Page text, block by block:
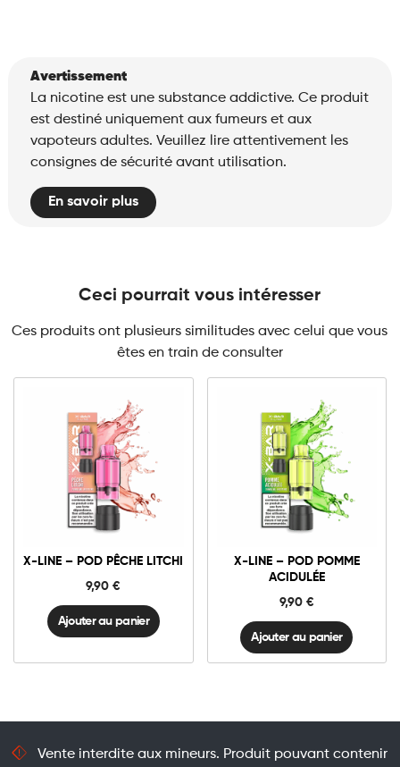
Avertissement
La nicotine est une substance addictive. Ce produit
est destiné uniquement aux fumeurs et aux
vapoteurs adultes. Veuillez lire attentivement les
consignes de sécurité avant utilisation.
En savoir plus
Ceci pourrait vous intéresser
Ces produits ont plusieurs similitudes avec celui que vous
êtes en train de consulter
X-LINE – POD PÊCHE LITCHI
9,90€
10mg 20mg
-
Pêche
quantité
Ajouter au panier
Ajouter au panier
X-LINE – POD POMME
ACIDULÉE
9,90 €
10mg 20mg
-
Pomme
Acidulée
quantité
Ajouter au panier
Vente interdite aux mineurs. Produit pouvant contenir